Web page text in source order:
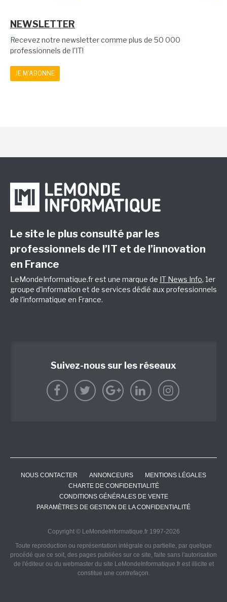
NEWSLETTER
Recevez notre newsletter comme plus de 50 000
professionnels de l'IT!
JE M'ABONNE
Le site le plus consulté par les
professionnels de l’IT et de l’innovation
en France
LeMondeInformatique.fr est une marque de IT News Info, 1er
groupe d'information et de services dédié aux professionnels
de l'informatique en France.
Suivez-nous sur les réseaux
NOUS CONTACTER ANNONCEURS
MENTIONS LÉGALES
CHARTE DE CONFIDENTIALITÉ
CONDITIONS GÉNÉRALES DE VENTE
PARAMÈTRES DE GESTION DE LA CONFIDENTIALITÉ
Copyright © LeMondeInformatique.fr 1997-2026
Toute reproduction ou représentation intégrale ou partielle, par quelque
procédé que ce soit, des pages publiées sur ce site, faite sans l'autorisation
de l'éditeur ou du webmaster du site LeMondeInformatique.fr est illicite et
constitue une contrefaçon.